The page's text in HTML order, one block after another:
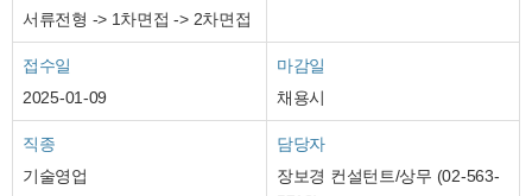
서류전형 -> 1차면접 -> 2차면접
접수일
2025-01-09
마감일
채용시
직종
기술영업
담당자
장보경 컨설턴트/상무 (02-563-